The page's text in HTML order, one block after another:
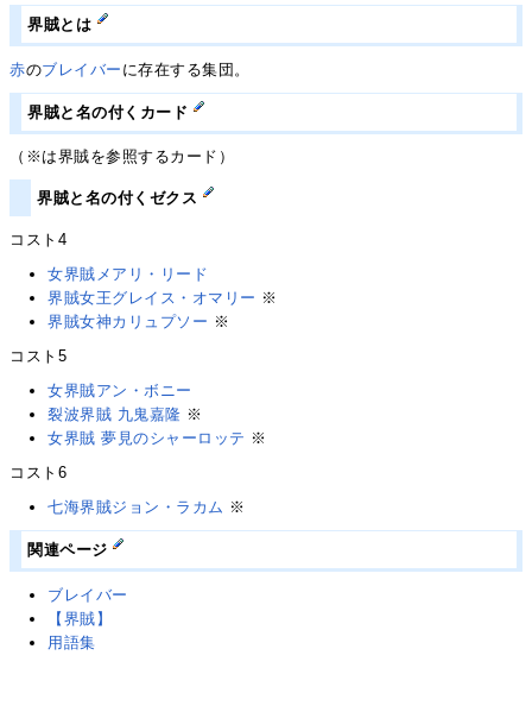
界賊とは
赤のブレイバー に存在する集団。
界賊と名の付くカード
（※は界賊を参照するカード）
界賊と名の付くゼクス
コスト4
女界賊メアリ・リード
界賊女王グレイス・オマリー ※
界賊女神カリュプソー ※
コスト5
女界賊アン・ボニー
裂波界賊 九鬼嘉隆 ※
女界賊 夢見のシャーロッテ ※
コスト6
七海界賊ジョン・ラカム ※
関連ページ
ブレイバー
【界賊】
用語集